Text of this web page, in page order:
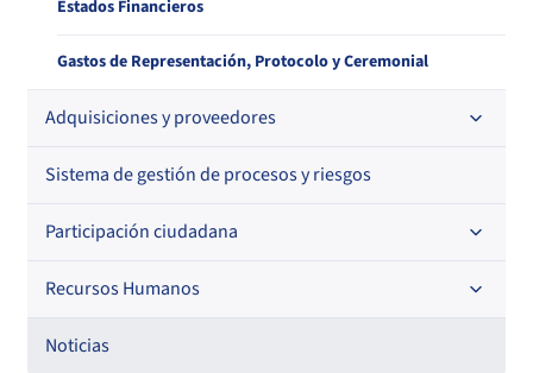
Estados Financieros
Gastos de Representación, Protocolo y Ceremonial
Adquisiciones y proveedores
Contrataciones
Histórico de órdenes de compra
Histórico detalle Pago a Proveedores
Información para proveedores institucionales
Sistema de gestión de procesos y riesgos
Participación ciudadana
Acceso a información relevante
Audiencias Públicas
Recursos Humanos
Código de Ética de la Superintendencia
Noticias